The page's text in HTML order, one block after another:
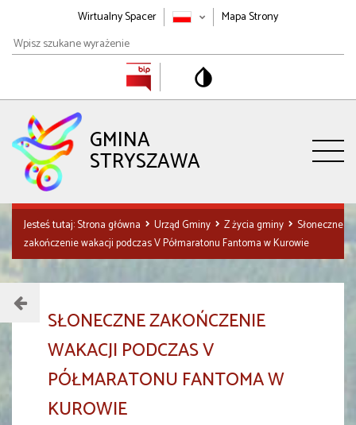
Wirtualny Spacer
Mapa Strony
Wpisz
szukane
GMINA
STRYSZAWA
Jesteś tutaj:Strona główna Urząd Gminy Z życia gminy
Słoneczne
zakończenie wakacji podczas V Półmaratonu Fantoma w Kurowie
Menu
SŁONECZNE ZAKOŃCZENIE
WAKACJI PODCZAS V
PÓŁMARATONU FANTOMA W
KUROWIE